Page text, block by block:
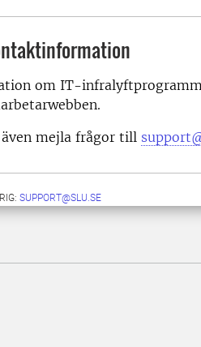
om IT-
även mejla frågor till
SUPPORT@SLU.SE